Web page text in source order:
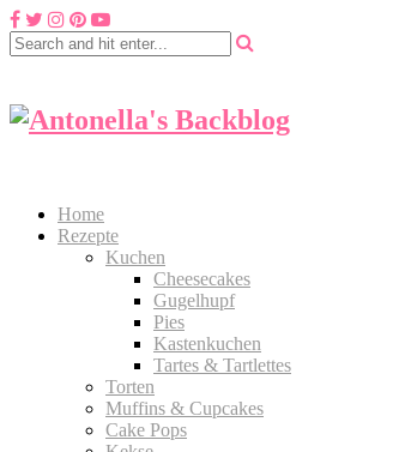
Home
Rezepte
Kuchen
Cheesecakes
Gugelhupf
Pies
Kastenkuchen
Tartes & Tartlettes
Torten
Muffins & Cupcakes
Cake Pops